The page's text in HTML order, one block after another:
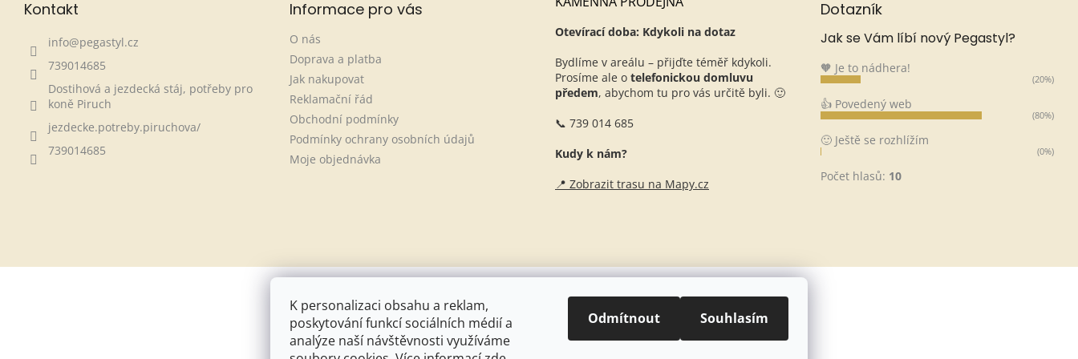
K personalizaci obsahu a reklam,
poskytování funkcí sociálních médií a
analýze naší návštěvnosti využíváme
Odmítnout Souhlasím
Kontakt
info@pegastyl.cz
739014685
Dostihová a jezdecká stáj, potřeby pro
koně Piruch
jezdecke.potreby.piruchova/
739014685
Informace pro vás
O nás
Doprava a platba
Jak nakupovat
Reklamační řád
Obchodní podmínky
Podmínky ochrany osobních údajů
Moje objednávka
Otevírací doba: Kdykoli na dotaz
Bydlíme v areálu – přijďte téměř kdykoli.
Prosíme ale o telefonickou domluvu
předem, abychom tu pro vás určitě byli. 🙂
📞 739 014 685
Kudy k nám?
📍 Zobrazit trasu na Mapy.cz
Dotazník
Jak se Vám líbí nový Pegastyl?
🧡 Je to nádhera!
(20%)
👍 Povedený web
(80%)
🙂 Ještě se rozhlížím
(0%)
Počet hlasů: 10
Naše stáje + blogové články